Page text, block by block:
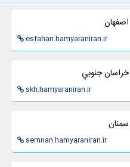
اصفهان
esfahan.hamyaraniran.ir
خراسان جنوبي
skh.hamyaraniran.ir
سمنان
semnan.hamyaraniran.ir